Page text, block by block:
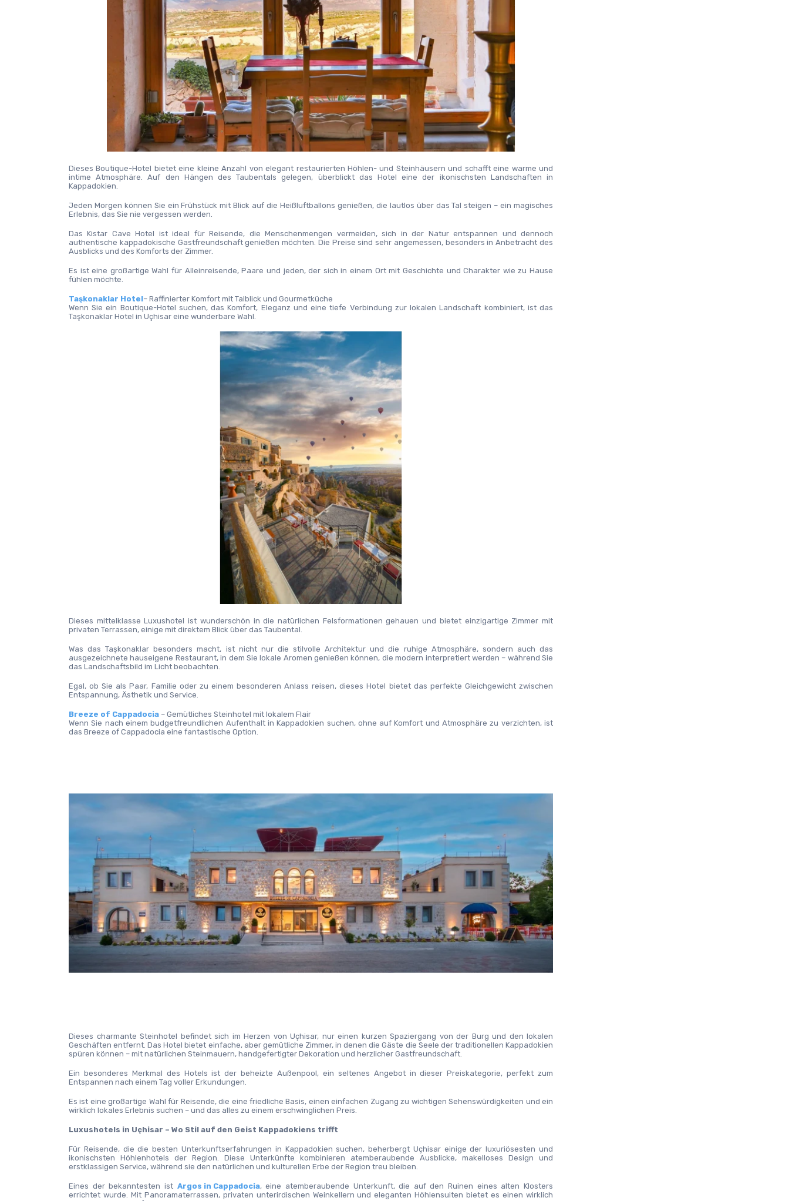
Dieses Boutique-Hotel bietet eine kleine Anzahl von elegant restaurierten Höhlen- und Steinhäusern und schafft eine warme und
intime Atmosphäre. Auf den Hängen des Taubentals gelegen, überblickt das Hotel eine der ikonischsten Landschaften in
Kappadokien.
Jeden Morgen können Sie ein Frühstück mit Blick auf die Heißluftballons genießen, die lautlos über das Tal steigen – ein magisches
Erlebnis, das Sie nie vergessen werden.
Das Kistar Cave Hotel ist ideal für Reisende, die Menschenmengen vermeiden, sich in der Natur entspannen und dennoch
authentische kappadokische Gastfreundschaft genießen möchten. Die Preise sind sehr angemessen, besonders in Anbetracht des
Ausblicks und des Komforts der Zimmer.
Es ist eine großartige Wahl für Alleinreisende, Paare und jeden, der sich in einem Ort mit Geschichte und Charakter wie zu Hause
fühlen möchte.
Taşkonaklar Hotel– Raffinierter Komfort mit Talblick und Gourmetküche
Wenn Sie ein Boutique-Hotel suchen, das Komfort, Eleganz und eine tiefe Verbindung zur lokalen Landschaft kombiniert, ist das
Taşkonaklar Hotel in Uçhisar eine wunderbare Wahl.
Dieses mittelklasse Luxushotel ist wunderschön in die natürlichen Felsformationen gehauen und bietet einzigartige Zimmer mit
privaten Terrassen, einige mit direktem Blick über das Taubental.
Was das Taşkonaklar besonders macht, ist nicht nur die stilvolle Architektur und die ruhige Atmosphäre, sondern auch das
ausgezeichnete hauseigene Restaurant, in dem Sie lokale Aromen genießen können, die modern interpretiert werden – während Sie
das Landschaftsbild im Licht beobachten.
Egal, ob Sie als Paar, Familie oder zu einem besonderen Anlass reisen, dieses Hotel bietet das perfekte Gleichgewicht zwischen
Entspannung, Ästhetik und Service.
Breeze of Cappadocia – Gemütliches Steinhotel mit lokalem Flair
Wenn Sie nach einem budgetfreundlichen Aufenthalt in Kappadokien suchen, ohne auf Komfort und Atmosphäre zu verzichten, ist
das Breeze of Cappadocia eine fantastische Option.
Dieses charmante Steinhotel befindet sich im Herzen von Uçhisar, nur einen kurzen Spaziergang von der Burg und den lokalen
Geschäften entfernt. Das Hotel bietet einfache, aber gemütliche Zimmer, in denen die Gäste die Seele der traditionellen Kappadokien
spüren können – mit natürlichen Steinmauern, handgefertigter Dekoration und herzlicher Gastfreundschaft.
Ein besonderes Merkmal des Hotels ist der beheizte Außenpool, ein seltenes Angebot in dieser Preiskategorie, perfekt zum
Entspannen nach einem Tag voller Erkundungen.
Es ist eine großartige Wahl für Reisende, die eine friedliche Basis, einen einfachen Zugang zu wichtigen Sehenswürdigkeiten und ein
wirklich lokales Erlebnis suchen – und das alles zu einem erschwinglichen Preis.
Luxushotels in Uçhisar – Wo Stil auf den Geist Kappadokiens trifft
Für Reisende, die die besten Unterkunftserfahrungen in Kappadokien suchen, beherbergt Uçhisar einige der luxuriösesten und
ikonischsten Höhlenhotels der Region. Diese Unterkünfte kombinieren atemberaubende Ausblicke, makelloses Design und
erstklassigen Service, während sie den natürlichen und kulturellen Erbe der Region treu bleiben.
Eines der bekanntesten ist Argos in Cappadocia, eine atemberaubende Unterkunft, die auf den Ruinen eines alten Klosters
errichtet wurde. Mit Panoramaterrassen, privaten unterirdischen Weinkellern und eleganten Höhlensuiten bietet es einen wirklich